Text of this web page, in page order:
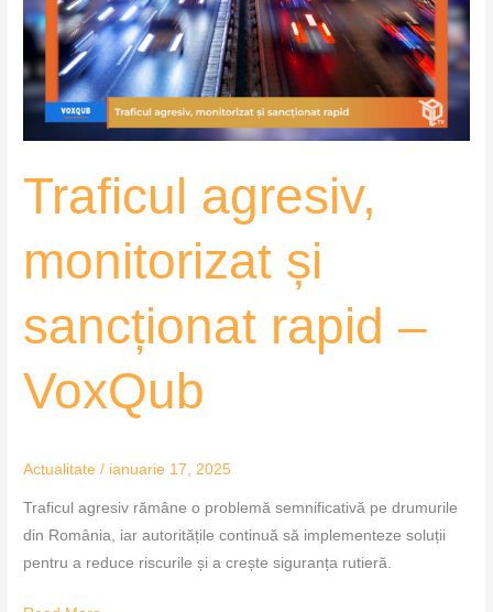
Traficul agresiv,
monitorizat și
sancționat rapid –
VoxQub
Actualitate / ianuarie 17, 2025
Traficul agresiv rămâne o problemă semnificativă pe drumurile
din România, iar autoritățile continuă să implementeze soluții
pentru a reduce riscurile și a crește siguranța rutieră.
sancționat
rapid
–
VoxQub